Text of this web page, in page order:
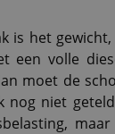
is het
een volle
moet de
nog niet